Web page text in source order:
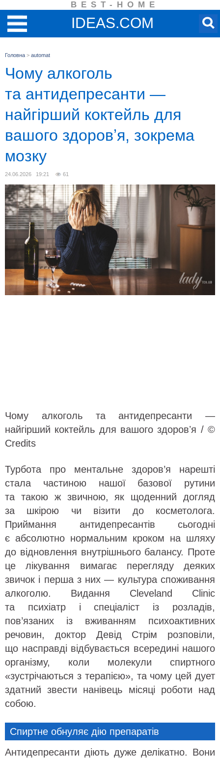
BEST-HOME
IDEAS.COM
Головна > automat
Чому алкоголь
та антидепресанти —
найгірший коктейль для
вашого здоровʼя, зокрема
мозку
24.06.2026 19:21 61
Чому алкоголь та антидепресанти —
найгірший коктейль для вашого здоровʼя / ©
Credits
Турбота про ментальне здоров’я нарешті
стала частиною нашої базової рутини
та такою ж звичною, як щоденний догляд
за шкірою чи візити до косметолога.
Приймання антидепресантів сьогодні
є абсолютно нормальним кроком на шляху
до відновлення внутрішнього балансу. Проте
це лікування вимагає перегляду деяких
звичок і перша з них — культура споживання
алкоголю. Видання Cleveland Clinic
та психіатр і спеціаліст із розладів,
пов’язаних із вживанням психоактивних
речовин, доктор Девід Стрім розповіли,
що насправді відбувається всередині нашого
організму, коли молекули спиртного
«зустрічаються з терапією», та чому цей дует
здатний звести нанівець місяці роботи над
собою.
Спиртне обнуляє дію препаратів
Антидепресанти діють дуже делікатно. Вони